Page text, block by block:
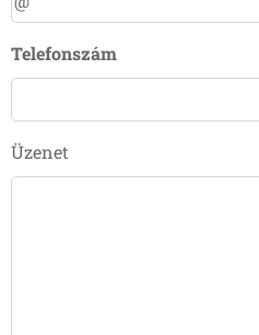
Telefonszám
Üzenet